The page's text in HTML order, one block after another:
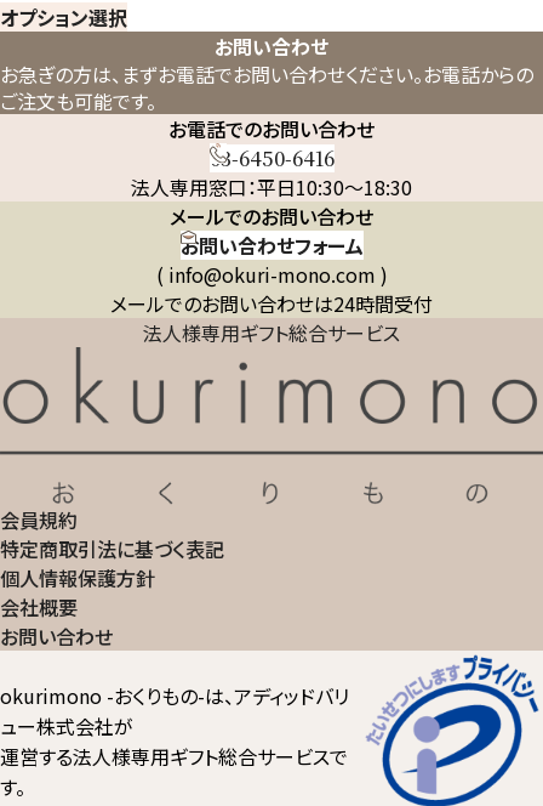
オプション選択
お問い合わせ
お急ぎの方は、まずお電話でお問い合わせください。お電話からの
ご注文も可能です。
お電話でのお問い合わせ
03-6450-6416
法人専用窓口：平日10:30～18:30
メールでのお問い合わせ
お問い合わせフォーム
( info@okuri-mono.com )
メールでのお問い合わせは24時間受付
法人様専用ギフト総合サービス
会員規約
特定商取引法に基づく表記
個人情報保護方針
会社概要
お問い合わせ
okurimono -おくりもの-は、アディッドバリ
ュー株式会社が
運営する法人様専用ギフト総合サービスで
す。